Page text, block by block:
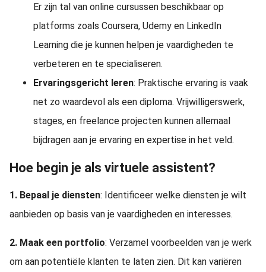
Er zijn tal van online cursussen beschikbaar op
platforms zoals Coursera, Udemy en LinkedIn
Learning die je kunnen helpen je vaardigheden te
verbeteren en te specialiseren.
Ervaringsgericht leren: Praktische ervaring is vaak
net zo waardevol als een diploma. Vrijwilligerswerk,
stages, en freelance projecten kunnen allemaal
bijdragen aan je ervaring en expertise in het veld.
Hoe begin je als virtuele assistent?
1. Bepaal je diensten: Identificeer welke diensten je wilt
aanbieden op basis van je vaardigheden en interesses.
2. Maak een portfolio: Verzamel voorbeelden van je werk
om aan potentiële klanten te laten zien. Dit kan variëren